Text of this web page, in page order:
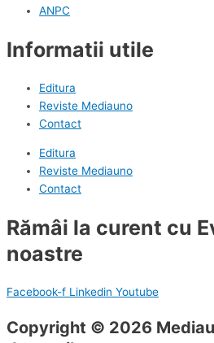
ANPC
Informatii utile
Editura
Reviste Mediauno
Contact
Editura
Reviste Mediauno
Contact
Rămâi la curent cu
noastre
Facebook-f Linkedin Youtube
Copyright © 2026